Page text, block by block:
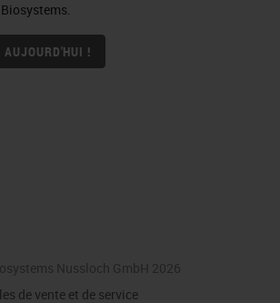
AUJOURD'HUI !
Nussloch GmbH 2026
de vente et de service